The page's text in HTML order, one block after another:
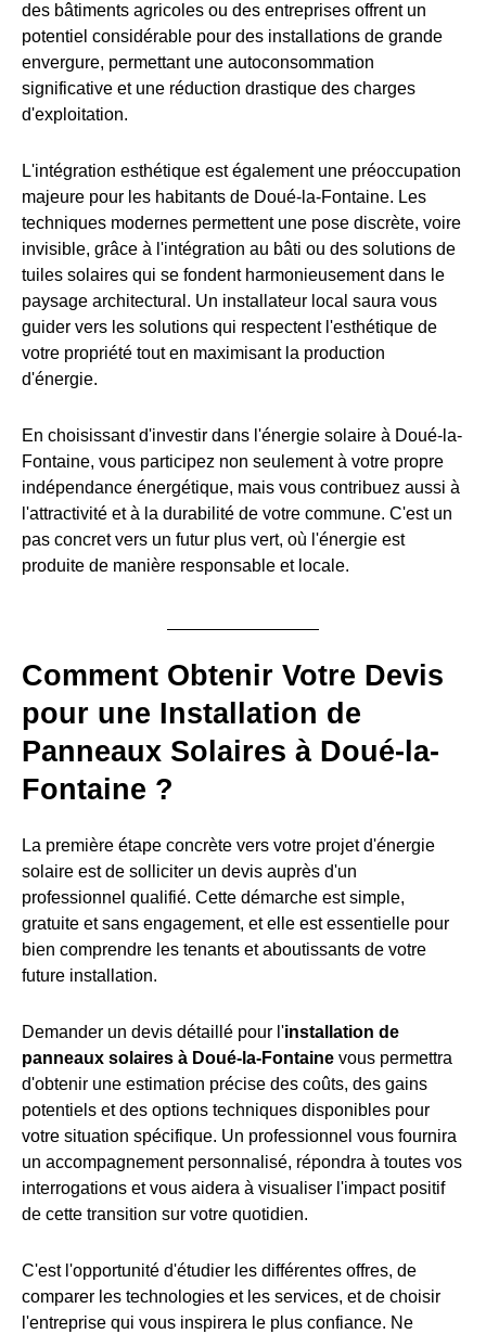
des bâtiments agricoles ou des entreprises offrent un
potentiel considérable pour des installations de grande
envergure, permettant une autoconsommation
significative et une réduction drastique des charges
d'exploitation.
L'intégration esthétique est également une préoccupation
majeure pour les habitants de Doué-la-Fontaine. Les
techniques modernes permettent une pose discrète, voire
invisible, grâce à l'intégration au bâti ou des solutions de
tuiles solaires qui se fondent harmonieusement dans le
paysage architectural. Un installateur local saura vous
guider vers les solutions qui respectent l'esthétique de
votre propriété tout en maximisant la production
d'énergie.
En choisissant d'investir dans l'énergie solaire à Doué-la-
Fontaine, vous participez non seulement à votre propre
indépendance énergétique, mais vous contribuez aussi à
l'attractivité et à la durabilité de votre commune. C'est un
pas concret vers un futur plus vert, où l'énergie est
produite de manière responsable et locale.
Comment Obtenir Votre Devis
pour une Installation de
Panneaux Solaires à Doué-la-
Fontaine ?
La première étape concrète vers votre projet d'énergie
solaire est de solliciter un devis auprès d'un
professionnel qualifié. Cette démarche est simple,
gratuite et sans engagement, et elle est essentielle pour
bien comprendre les tenants et aboutissants de votre
future installation.
Demander un devis détaillé pour l'installation de
panneaux solaires à Doué-la-Fontaine vous permettra
d'obtenir une estimation précise des coûts, des gains
potentiels et des options techniques disponibles pour
votre situation spécifique. Un professionnel vous fournira
un accompagnement personnalisé, répondra à toutes vos
interrogations et vous aidera à visualiser l'impact positif
de cette transition sur votre quotidien.
C'est l'opportunité d'étudier les différentes offres, de
comparer les technologies et les services, et de choisir
l'entreprise qui vous inspirera le plus confiance. Ne